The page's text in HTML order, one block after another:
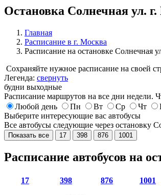
Остановка Солнечная ул.
Главная
Расписание в г. Москва
Расписание на остановке Солнечная
Сохраняйте нужное расписание на своей
Легенда: свернуть
будни выходные
Расписание маршрутов на все дни недели.
Любой день
Пн Вт Ср Чт
Выберите интересующие вас автобусы
Все автобусы следующие через остановку
Показать все
17 398 876 1001
Расписание автобусов на
17 398 876 1001